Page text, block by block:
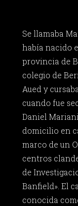
Se llamaba
había nacido
provincia de
colegio de
Aued y
cuando fue
Daniel Mariani
domicilio en
marco de un
centros
de
Banfield». El
conocida